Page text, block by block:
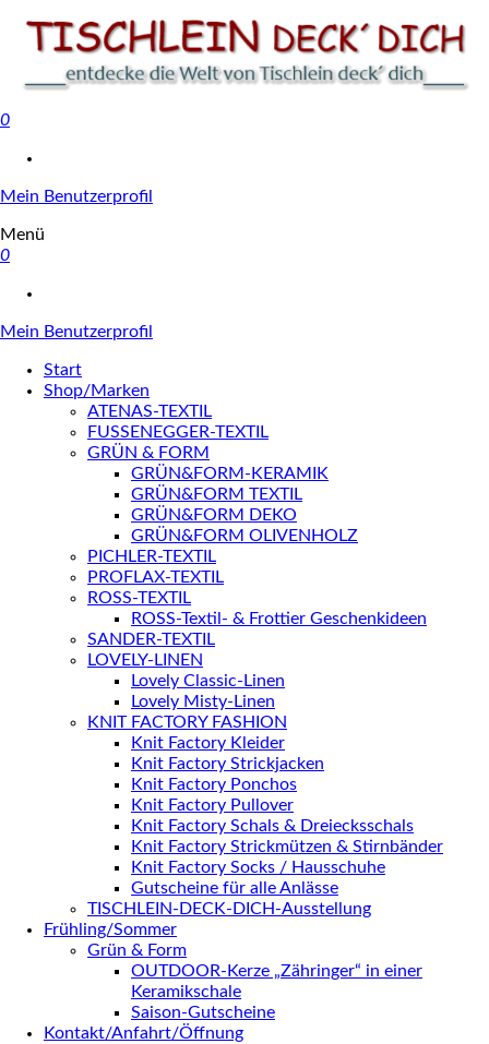
0
Mein Benutzerprofil
Menü
0
Mein Benutzerprofil
Start
Shop/Marken
ATENAS-TEXTIL
FUSSENEGGER-TEXTIL
GRÜN & FORM
GRÜN&FORM-KERAMIK
GRÜN&FORM TEXTIL
GRÜN&FORM DEKO
GRÜN&FORM OLIVENHOLZ
PICHLER-TEXTIL
PROFLAX-TEXTIL
ROSS-TEXTIL
ROSS-Textil- & Frottier Geschenkideen
SANDER-TEXTIL
LOVELY-LINEN
Lovely Classic-Linen
Lovely Misty-Linen
KNIT FACTORY FASHION
Knit Factory Kleider
Knit Factory Strickjacken
Knit Factory Ponchos
Knit Factory Pullover
Knit Factory Schals & Dreiecksschals
Knit Factory Strickmützen & Stirnbänder
Knit Factory Socks / Hausschuhe
Gutscheine für alle Anlässe
TISCHLEIN-DECK-DICH-Ausstellung
Frühling/Sommer
Grün & Form
OUTDOOR-Kerze „Zähringer“ in einer
Keramikschale
Saison-Gutscheine
Kontakt/Anfahrt/Öffnung